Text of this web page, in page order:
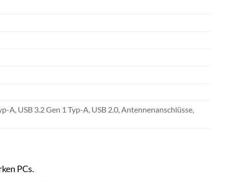
A, USB 3.2 Gen 1 Typ-A, USB 2.0, Antennenanschlüsse,
PCs.